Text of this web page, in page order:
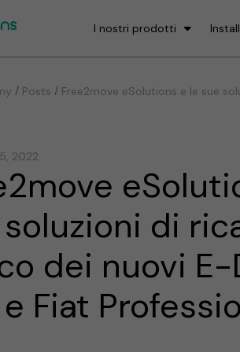
I nostri prodotti
/ Posts / Free2move eSolutions e le sue
2022
di
dei nuovi
Fiat